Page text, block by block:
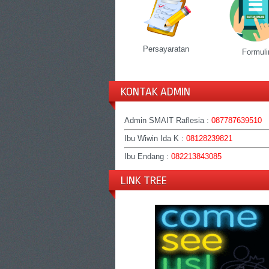
Persayaratan
KONTAK ADMIN
Admin SMAIT Raflesia : 087787639510
Ibu Wiwin Ida K : 08128239821
Ibu Endang : 082213843085
LINK TREE